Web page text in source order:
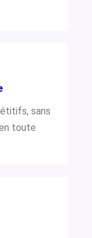
sans
toute